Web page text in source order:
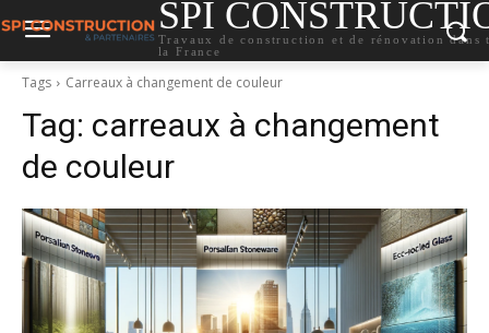
SPI
Travaux de construction et de rénovation dans
la France
Tags Carreaux à changement de couleur
Tag: carreaux à changement
de couleur